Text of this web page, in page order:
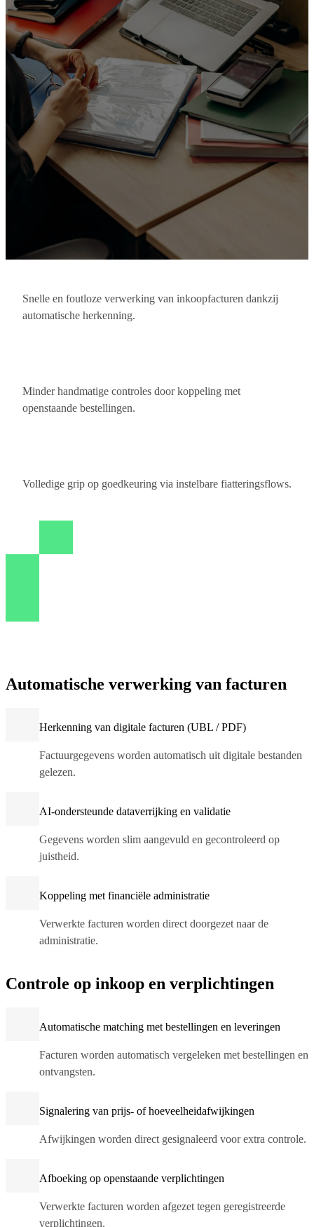
Gestroomlijnde fiattering
Snelle en foutloze verwerking van inkoopfacturen dankzij
automatische herkenning.
Minder handmatige controles door koppeling met
openstaande bestellingen.
Volledige grip op goedkeuring via instelbare fiatteringsflows.
Automatische verwerking van facturen
Herkenning van digitale facturen (UBL / PDF)
Factuurgegevens worden automatisch uit digitale bestanden
gelezen.
AI-ondersteunde dataverrijking en validatie
Gegevens worden slim aangevuld en gecontroleerd op
juistheid.
Koppeling met financiële administratie
Verwerkte facturen worden direct doorgezet naar de
administratie.
Controle op inkoop en verplichtingen
Automatische matching met bestellingen en leveringen
Facturen worden automatisch vergeleken met bestellingen en
ontvangsten.
Signalering van prijs- of hoeveelheidafwijkingen
Afwijkingen worden direct gesignaleerd voor extra controle.
Afboeking op openstaande verplichtingen
Verwerkte facturen worden afgezet tegen geregistreerde
verplichtingen.